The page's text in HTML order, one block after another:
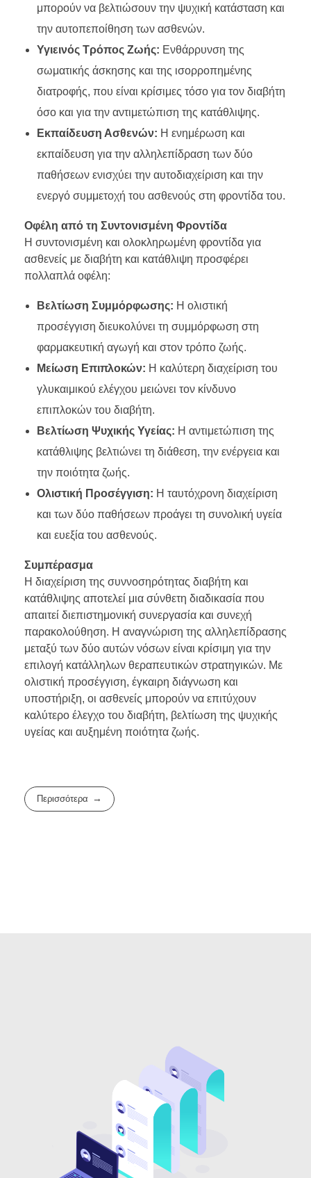
μπορούν να βελτιώσουν την ψυχική κατάσταση και
την αυτοπεποίθηση των ασθενών.
Υγιεινός Τρόπος Ζωής: Ενθάρρυνση της
σωματικής άσκησης και της ισορροπημένης
διατροφής, που είναι κρίσιμες τόσο για τον διαβήτη
όσο και για την αντιμετώπιση της κατάθλιψης.
Εκπαίδευση Ασθενών: Η ενημέρωση και
εκπαίδευση για την αλληλεπίδραση των δύο
παθήσεων ενισχύει την αυτοδιαχείριση και την
ενεργό συμμετοχή του ασθενούς στη φροντίδα του.
Οφέλη από τη Συντονισμένη Φροντίδα
Η συντονισμένη και ολοκληρωμένη φροντίδα για
ασθενείς με διαβήτη και κατάθλιψη προσφέρει
πολλαπλά οφέλη:
Βελτίωση Συμμόρφωσης: Η ολιστική
προσέγγιση διευκολύνει τη συμμόρφωση στη
φαρμακευτική αγωγή και στον τρόπο ζωής.
Μείωση Επιπλοκών: Η καλύτερη διαχείριση του
γλυκαιμικού ελέγχου μειώνει τον κίνδυνο
επιπλοκών του διαβήτη.
Βελτίωση Ψυχικής Υγείας: Η αντιμετώπιση της
κατάθλιψης βελτιώνει τη διάθεση, την ενέργεια και
την ποιότητα ζωής.
Ολιστική Προσέγγιση: Η ταυτόχρονη διαχείριση
και των δύο παθήσεων προάγει τη συνολική υγεία
και ευεξία του ασθενούς.
Συμπέρασμα
Η διαχείριση της συννοσηρότητας διαβήτη και
κατάθλιψης αποτελεί μια σύνθετη διαδικασία που
απαιτεί διεπιστημονική συνεργασία και συνεχή
παρακολούθηση. Η αναγνώριση της αλληλεπίδρασης
μεταξύ των δύο αυτών νόσων είναι κρίσιμη για την
επιλογή κατάλληλων θεραπευτικών στρατηγικών. Με
ολιστική προσέγγιση, έγκαιρη διάγνωση και
υποστήριξη, οι ασθενείς μπορούν να επιτύχουν
καλύτερο έλεγχο του διαβήτη, βελτίωση της ψυχικής
υγείας και αυξημένη ποιότητα ζωής.
Περισσότερα